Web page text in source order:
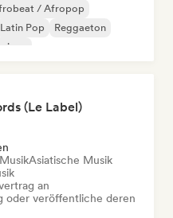
/ Afropop
Latin Pop
Reggaeton
(Le Label)
Asiatische Musik
an
oder veröffentliche deren